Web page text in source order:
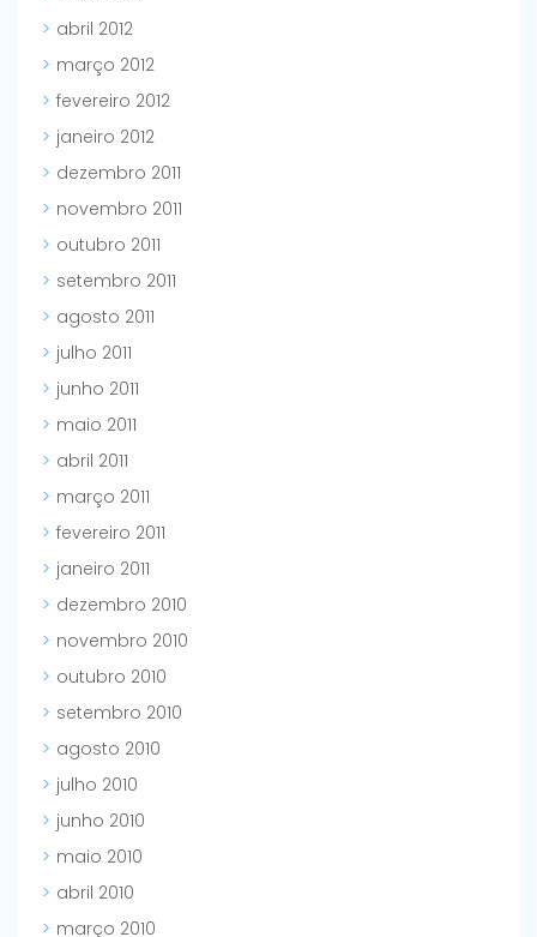
abril 2012
março 2012
fevereiro 2012
janeiro 2012
dezembro 2011
novembro 2011
outubro 2011
setembro 2011
agosto 2011
julho 2011
junho 2011
maio 2011
abril 2011
março 2011
fevereiro 2011
janeiro 2011
dezembro 2010
novembro 2010
outubro 2010
setembro 2010
agosto 2010
julho 2010
junho 2010
maio 2010
abril 2010
março 2010